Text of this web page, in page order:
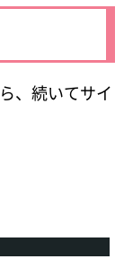
、続いてサイ